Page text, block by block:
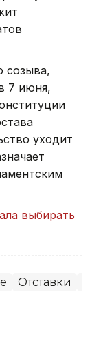
созыва,
7 июня,
уходит
выбирать
Отставки